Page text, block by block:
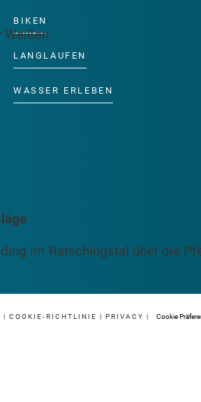
im Ratschingstal über die
BIKEN
LANGLAUFEN
WASSER ERLEBEN
| COOKIE-RICHTLINIE | PRIVACY | Cookie